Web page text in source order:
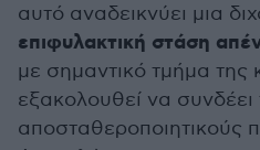
αυτό αναδεικνύει μια
επιφυλακτική στάση
με σημαντικό τμήμα της
εξακολουθεί να συνδέει
αποσταθεροποιητικούς